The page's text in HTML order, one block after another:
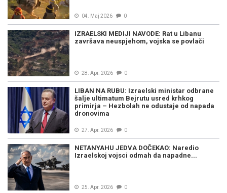
04. Maj 2026 0
IZRAELSKI MEDIJI NAVODE: Rat u Libanu
završava neuspjehom, vojska se povlači
28. Apr. 2026 0
LIBAN NA RUBU: Izraelski ministar odbrane
šalje ultimatum Bejrutu usred krhkog
primirja – Hezbolah ne odustaje od napada
dronovima
27. Apr. 2026 0
NETANYAHU JEDVA DOČEKAO: Naredio
Izraelskoj vojsci odmah da napadne...
25. Apr. 2026 0